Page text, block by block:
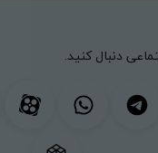
دنبال کنید.